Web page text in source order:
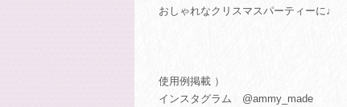
おしゃれなクリスマスパーティーに♩
使用例掲載 ）
インスタグラム @ammy_made